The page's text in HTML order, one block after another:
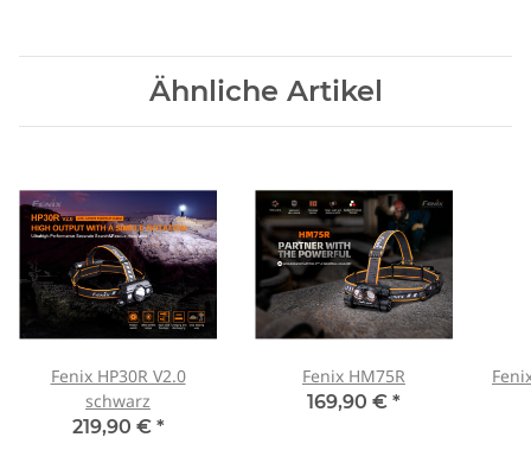
Ähnliche Artikel
Fenix HP30R V2.0
schwarz
219,90 € *
Fenix HM75R
169,90 € *